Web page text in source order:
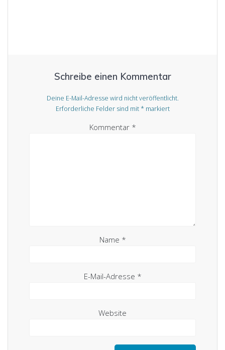
Schreibe einen Kommentar
Deine E-Mail-Adresse wird nicht veröffentlicht.
Erforderliche Felder sind mit*markiert
Kommentar *
Name *
E-Mail-Adresse *
Website